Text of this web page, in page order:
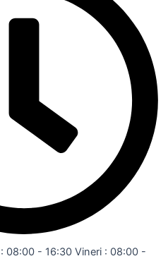
08:00 - 16:30 Vineri : 08:00 -